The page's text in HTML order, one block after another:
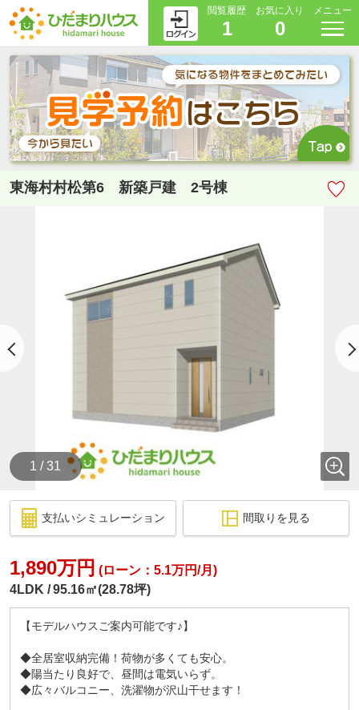
閲覧履歴
1
お気に入り
0
メニュー
東海村村松第6 新築戸建 2号棟
1 / 31
支払いシミュレーション 間取りを見る
1,890万円 (ローン：5.1万円/月)
4LDK
95.16㎡(28.78坪)
【モデルハウスご案内可能です♪】
◆全居室収納完備！荷物が多くても安心。
◆陽当たり良好で、昼間は電気いらず。
◆広々バルコニー、洗濯物が沢山干せます！